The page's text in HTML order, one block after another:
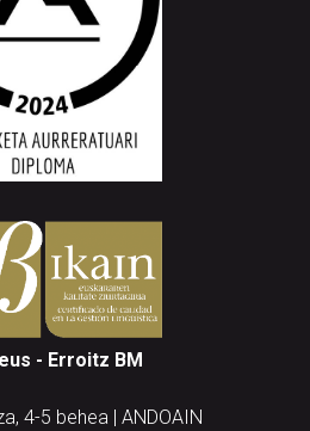
- Erroitz BM
4-5 behea | ANDOAIN